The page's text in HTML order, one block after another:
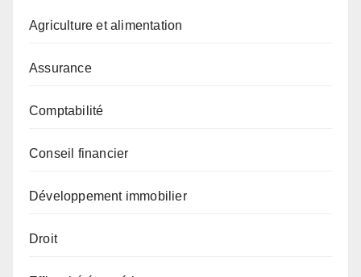
Agriculture et alimentation
Assurance
Comptabilité
Conseil financier
Développement immobilier
Droit